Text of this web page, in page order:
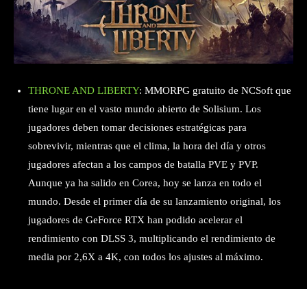
THRONE AND LIBERTY: MMORPG gratuito de NCSoft que
tiene lugar en el vasto mundo abierto de Solisium. Los
jugadores deben tomar decisiones estratégicas para
sobrevivir, mientras que el clima, la hora del día y otros
jugadores afectan a los campos de batalla PVE y PVP.
Aunque ya ha salido en Corea, hoy se lanza en todo el
mundo. Desde el primer día de su lanzamiento original, los
jugadores de GeForce RTX han podido acelerar el
rendimiento con DLSS 3, multiplicando el rendimiento de
media por 2,6X a 4K, con todos los ajustes al máximo.